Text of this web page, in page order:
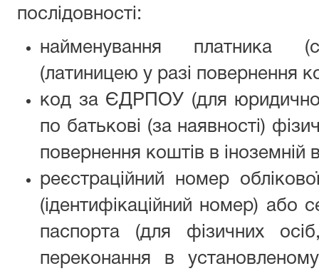
послідовності:
найменування платника
(латиницею у разі повернення
код за ЄДРПОУ (для
по батькові (за наявності)
повернення коштів в іноземній
реєстраційний номер
(ідентифікаційний номер) або
паспорта (для фізичних
переконання в